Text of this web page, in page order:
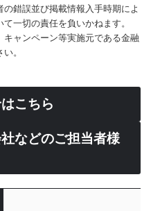
錯誤並び掲載情報入手時期によ
一切の責任を負いかねます。
ャンペーン等実施元である金融
。
こちら
などのご担当者様